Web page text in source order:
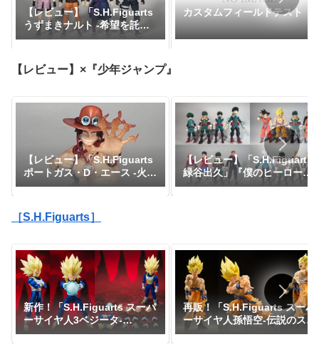
【レビュー】「S.H.Figuarts
うずまきナルト -希望を託さ
れた九尾の人柱力-」
カスタムフィールドテスト
【レビュー】×『少年ジャンプ』
【レビュー】「S.H.Figuarts
ポートガス・D・エース -火
拳-」『ワンピース』
【レビュー】「S.H.Figuarts
緑谷出久」『僕のヒーローア
カデミア』
［S.H.Figuarts］
新作！「S.H.Figuarts スーパ
ーサイヤ人3ベジータ-
DAIMA-」がプレミアムバン
再販！「S.H.Figuarts スーパ
ーサイヤ人孫悟空-伝説のスー
パーサイヤ人-」が一般販売で